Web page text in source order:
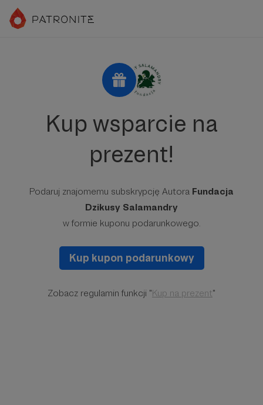
Kup wsparcie na
prezent!
Podaruj znajomemu subskrypcję Autora Fundacja
Dzikusy Salamandry
w formie kuponu podarunkowego.
Kup kupon podarunkowy
Zobacz regulamin funkcji "Kup na prezent"